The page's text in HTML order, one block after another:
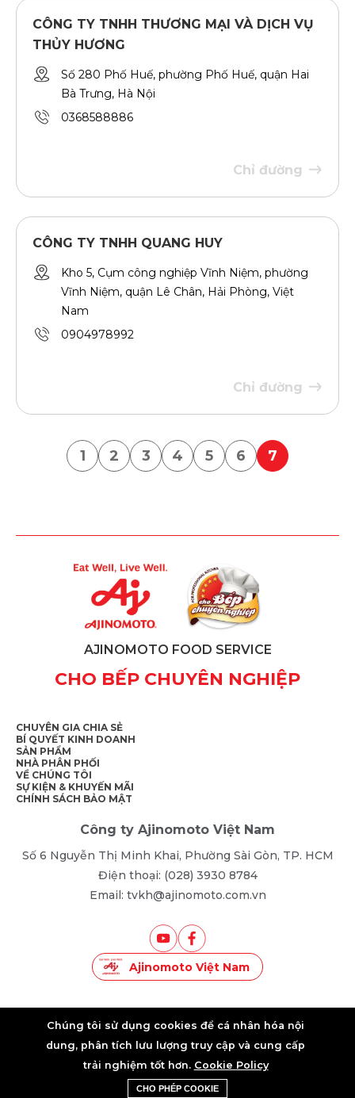
Sản Phẩm
CÔNG TY TNHH THƯƠNG MẠI VÀ DỊCH VỤ
THỦY HƯƠNG
Số 280 Phố Huế, phường Phố Huế, quận Hai
Bà Trưng, Hà Nội
0368588886
Chỉ đường
CÔNG TY TNHH QUANG HUY
Kho 5, Cụm công nghiệp Vĩnh Niệm, phường
Vĩnh Niệm, quận Lê Chân, Hải Phòng, Việt
Nam
0904978992
Chỉ đường
1 2 3 4 5 6 7
AJINOMOTO FOOD SERVICE
CHO BẾP CHUYÊN NGHIỆP
CHUYÊN GIA CHIA SẺ
BÍ QUYẾT KINH DOANH
SẢN PHẨM
NHÀ PHÂN PHỐI
VỀ CHÚNG TÔI
SỰ KIỆN & KHUYẾN MÃI
CHÍNH SÁCH BẢO MẬT
Công ty Ajinomoto Việt Nam
Số 6 Nguyễn Thị Minh Khai, Phường Sài Gòn, TP. HCM
Điện thoại: (028) 3930 8784
Email: tvkh@ajinomoto.com.vn
Ajinomoto Việt Nam
©2025 • AJINOMOTO VIETNAM • ALL RIGHTS RESERVED
Chúng tôi sử dụng cookies để cá nhân hóa nội
dung, phân tích lưu lượng truy cập và cung cấp
trải nghiệm tốt hơn. Cookie Policy
CHO PHÉP COOKIE